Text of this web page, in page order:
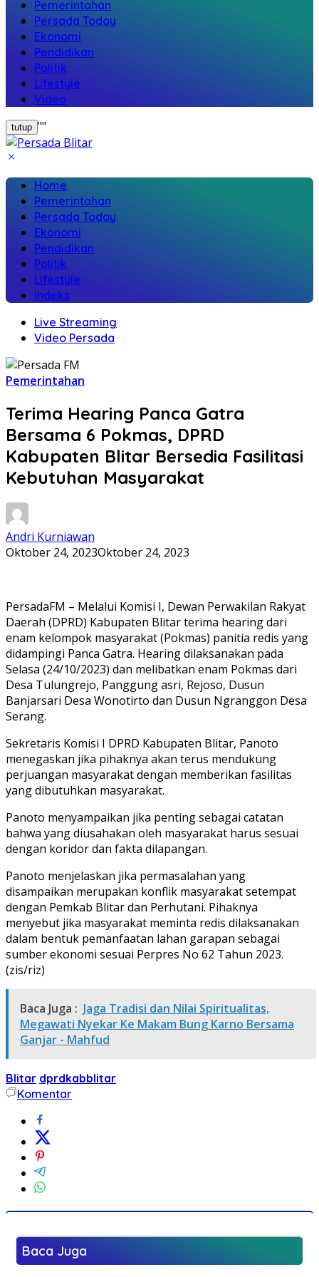
Pemerintahan
Persada Today
Ekonomi
Pendidikan
Politik
Lifestyle
Video
tutup ""
Home
Pemerintahan
Persada Today
Ekonomi
Pendidikan
Politik
Lifestyle
Indeks
Live Streaming
Video Persada
Pemerintahan
Terima Hearing Panca Gatra
Bersama 6 Pokmas, DPRD
Kabupaten Blitar Bersedia Fasilitasi
Kebutuhan Masyarakat
Andri Kurniawan
Oktober 24, 2023Oktober 24, 2023
PersadaFM – Melalui Komisi I, Dewan Perwakilan Rakyat
Daerah (DPRD) Kabupaten Blitar terima hearing dari
enam kelompok masyarakat (Pokmas) panitia redis yang
didampingi Panca Gatra. Hearing dilaksanakan pada
Selasa (24/10/2023) dan melibatkan enam Pokmas dari
Desa Tulungrejo, Panggung asri, Rejoso, Dusun
Banjarsari Desa Wonotirto dan Dusun Ngranggon Desa
Serang.
Sekretaris Komisi I DPRD Kabupaten Blitar, Panoto
menegaskan jika pihaknya akan terus mendukung
perjuangan masyarakat dengan memberikan fasilitas
yang dibutuhkan masyarakat.
Panoto menyampaikan jika penting sebagai catatan
bahwa yang diusahakan oleh masyarakat harus sesuai
dengan koridor dan fakta dilapangan.
Panoto menjelaskan jika permasalahan yang
disampaikan merupakan konflik masyarakat setempat
dengan Pemkab Blitar dan Perhutani. Pihaknya
menyebut jika masyarakat meminta redis dilaksanakan
dalam bentuk pemanfaatan lahan garapan sebagai
sumber ekonomi sesuai Perpres No 62 Tahun 2023.
(zis/riz)
Baca Juga : Jaga Tradisi dan Nilai Spiritualitas,
Megawati Nyekar Ke Makam Bung Karno Bersama
Ganjar - Mahfud
Blitar dprdkabblitar
Komentar
Baca Juga